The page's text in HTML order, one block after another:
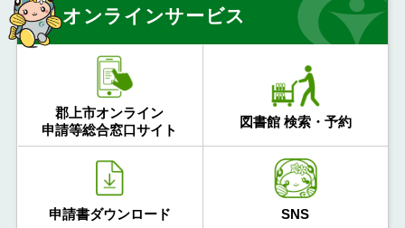
オンラインサービス
郡上市オンライン
申請等総合窓口サイト
図書館 検索・予約
申請書ダウンロード SNS